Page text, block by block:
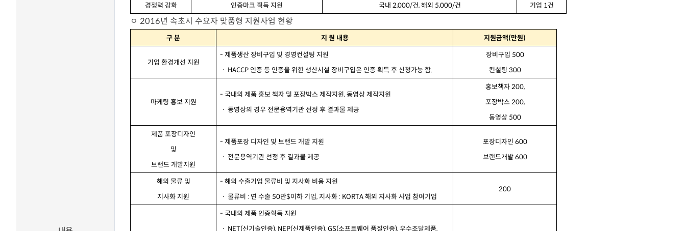
경쟁력 강화 인증마크획득 지원 국내 2,000/건,해외 5,000/건 기업 1건
ㅇ 2016년 속초시 수요자 맞품형 지원사업 현황
구분 지 원 내용 지원금액(만원)
기업 환경개선 지원
- 제품생산장비구입 및 경영컨설팅 지원
ㆍ HACCP 인증등 인증을위한 생산시설 장비구입은 인증획득후 신청가능함.
장비구입 500
컨설팅 300
마케팅 홍보 지원
- 국내외 제품홍보 책자 및 포장박스제작지원,동영상제작지원
ㆍ 동영상의 경우 전문용역기관선정 후 결과물제공
홍보책자 200,
포장박스 200,
동영상 500
제품포장디자인
및
브랜드 개발지원
- 제품포장 디자인 및 브랜드 개발 지원
ㆍ 전문용역기관선정 후 결과물제공
포장디자인 600
브랜드개발 600
해외 물류 및
지사화 지원
- 해외 수출기업 물류비 및 지사화 비용 지원
ㆍ 물류비 : 연 수출 50만$이하 기업, 지사화 : KORTA해외 지사화사업 참여기업
200
- 국내외 제품 인증획득 지원
ㆍ NET(신기술인증), NEP(신제품인증), GS(소프트웨어 품질인증),우수조달제품,